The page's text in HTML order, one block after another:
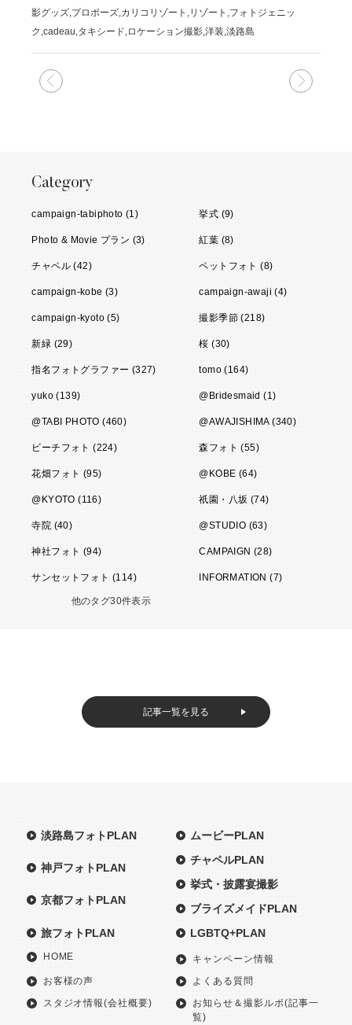
影グッズ,プロポーズ,カリコリゾート,リゾート,フォトジェニッ
ク,cadeau,タキシード,ロケーション撮影,洋装,淡路島
Category
campaign-tabiphoto (1) 挙式 (9)
Photo & Movie プラン (3) 紅葉 (8)
チャペル (42) ペットフォト (8)
campaign-kobe (3) campaign-awaji (4)
campaign-kyoto (5) 撮影季節 (218)
新緑 (29) 桜 (30)
指名フォトグラファー (327) tomo (164)
yuko (139) @Bridesmaid (1)
@TABI PHOTO (460) @AWAJISHIMA (340)
ビーチフォト (224) 森フォト (55)
花畑フォト (95) @KOBE (64)
@KYOTO (116) 祇園・八坂 (74)
寺院 (40) @STUDIO (63)
神社フォト (94) CAMPAIGN (28)
サンセットフォト (114) INFORMATION (7)
他のタグ30件表示
記事一覧を見る
淡路島フォトPLAN
神戸フォトPLAN
京都フォトPLAN
旅フォトPLAN
ムービーPLAN
チャペルPLAN
挙式・披露宴撮影
ブライズメイドPLAN
LGBTQ+PLAN
HOME
キャンペーン情報
お客様の声
よくある質問
スタジオ情報(会社概要)
お知らせ＆撮影ルポ(記事一
覧)